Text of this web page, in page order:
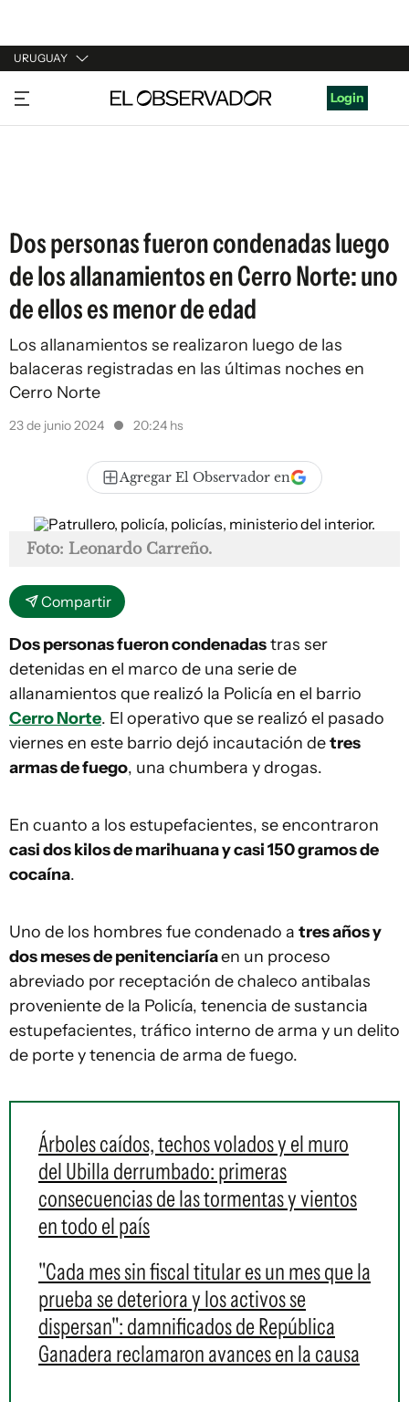
URUGUAY
URUGUAY
ARGENTINA
Login
Dos personas fueron condenadas luego
de los allanamientos en Cerro Norte: uno
de ellos es menor de edad
Los allanamientos se realizaron luego de las
balaceras registradas en las últimas noches en
Cerro Norte
23 de junio 2024 20:24 hs
Agregar El Observador en
Foto: Leonardo Carreño.
Compartir
Dos personas fueron condenadastras ser
detenidas en el marco de una serie de
allanamientos que realizó la Policía en el barrio
Cerro Norte. El operativo que se realizó el pasado
viernes en este barrio dejó incautación detres
armas de fuego, una chumbera y drogas.
En cuanto a los estupefacientes, se encontraron
casi dos kilos de marihuana y casi 150 gramos de
cocaína.
Uno de los hombres fue condenado a tres años y
dos meses de penitenciaríaen un proceso
abreviado por receptación de chaleco antibalas
proveniente de la Policía, tenencia de sustancia
estupefacientes, tráfico interno de arma y un delito
de porte y tenencia de arma de fuego.
Árboles caídos, techos volados y el muro
del Ubilla derrumbado: primeras
consecuencias de las tormentas y vientos
en todo el país
"Cada mes sin fiscal titular es un mes que la
prueba se deteriora y los activos se
dispersan": damnificados de República
Ganadera reclamaron avances en la causa